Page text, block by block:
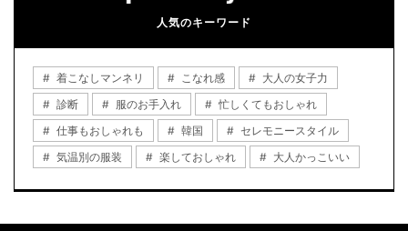
人気のキーワード
着こなしマンネリ こなれ感
大人の女子力
診断
服のお手入れ
忙しくてもおしゃれ
仕事もおしゃれも
韓国
セレモニースタイル
気温別の服装
楽しておしゃれ 大人かっこいい